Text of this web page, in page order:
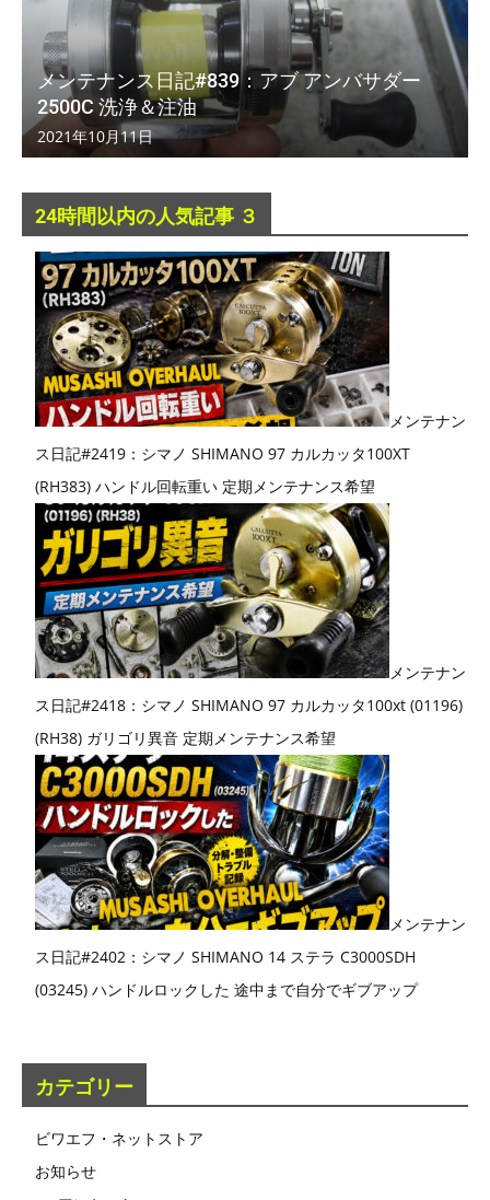
メンテナンス日記#839：アブ アンバサダー
2500C 洗浄＆注油
2021年10月11日
24時間以内の人気記事 ３
メンテナン
ス日記#2419：シマノ SHIMANO 97 カルカッタ100XT
(RH383) ハンドル回転重い 定期メンテナンス希望
メンテナン
ス日記#2418：シマノ SHIMANO 97 カルカッタ100xt (01196)
(RH38) ガリゴリ異音 定期メンテナンス希望
メンテナン
ス日記#2402：シマノ SHIMANO 14 ステラ C3000SDH
(03245) ハンドルロックした 途中まで自分でギブアップ
カテゴリー
ビワエフ・ネットストア
お知らせ